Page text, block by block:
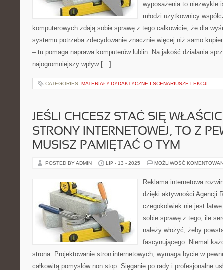
wyposażenia to niezwykle
młodzi użytkownicy
komputerowych zdają sobie sprawę z tego całkowicie, że dla
systemu potrzeba zdecydowanie znacznie więcej niż samo
– tu pomaga naprawa komputerów lublin. Na jakość działania
najogromniejszy wpływ […]
CATEGORIES: MATERIAŁY DYDAKTYCZNE I SCENARIUSZE LEKCJI
JEŚLI CHCESZ STAĆ SIĘ
STRONY INTERNETOWEJ, TO Z
MUSISZ PAMIĘTAĆ O TYM
POSTED BY ADMIN LIP - 13 - 2025 MOŻLIWOŚĆ
Reklama internetowa
dzięki aktywności Agencji
czegokolwiek nie jest
sobie sprawę z tego, ile
należy włożyć, żeby
fascynującego. Niemal
strona: Projektowanie stron internetowych, wymaga bycie w
całkowitą pomysłów non stop. Sięganie po rady i profesjonalne